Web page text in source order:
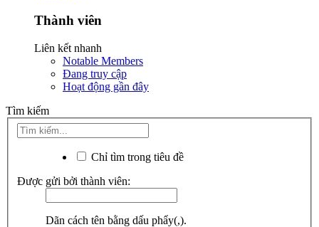
Thành viên
Liên kết nhanh
Notable Members
Đang truy cập
Hoạt động gần đây
Tìm kiếm
Chỉ tìm trong tiêu đề
Được gửi bởi thành viên:
Dãn cách tên bằng dấu phẩy(,).